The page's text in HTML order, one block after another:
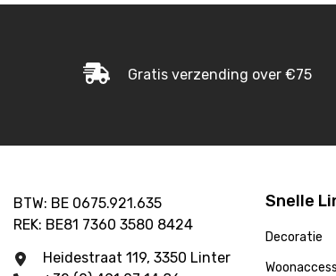
Gratis verzending over €75
BTW: BE 0675.921.635
REK: BE81 7360 3580 8424
Heidestraat 119, 3350 Linter
Snelle
Decoratie